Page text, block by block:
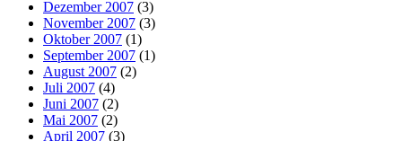
Dezember 2007 (3)
November 2007 (3)
Oktober 2007 (1)
September 2007 (1)
August 2007 (2)
Juli 2007 (4)
Juni 2007 (2)
Mai 2007 (2)
April 2007 (3)